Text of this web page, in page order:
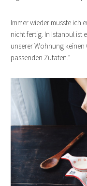
Immer wieder musste ich
nicht fertig. In Istanbul ist
unserer Wohnung
passenden Zutaten.”